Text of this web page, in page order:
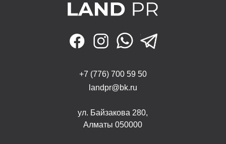
+7 (776) 700 59 50
landpr@bk.ru
ул. Байзакова 280,
Алматы 050000